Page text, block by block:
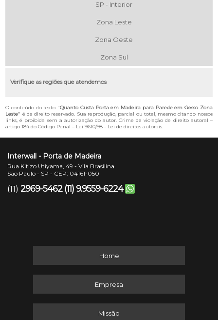
SP - Interior
Zona Leste
Zona Oeste
Zona Sul
Verifique as regiões que atendemos
O conteúdo do texto "Quanto Custa Porta em Madeira para Parede em Gesso Zona
Leste" é de direito reservado. Sua reprodução, parcial ou total, mesmo citando nossos
links, é proibida sem a autorização do autor. Crime de violação de direito autoral –
artigo 184 do Código Penal – Lei 9610/98 - Lei de direitos autorais.
Interwall - Porta de Madeira
Rua Kitizo Utiyama, 49 - Vila Brasilina
São Paulo - SP - CEP: 04161-050
(11) 2969-5462 (11) 9.9559-6224
Home
Empresa
Missão